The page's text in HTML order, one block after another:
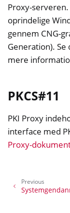
Proxy-serveren.
oprindelige
gennem CNG-
Generation).
mere
PKCS#11
PKI Proxy
interface med
Proxy-
Previous